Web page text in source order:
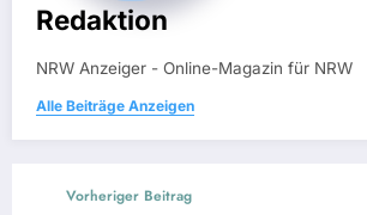
Redaktion
NRW Anzeiger - Online-Magazin für NRW
Alle Beiträge Anzeigen
Vorheriger Beitrag